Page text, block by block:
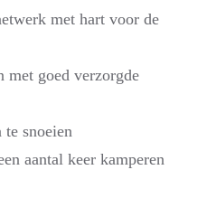
met hart voor de
met goed verzorgde
snoeien
aantal keer kamperen